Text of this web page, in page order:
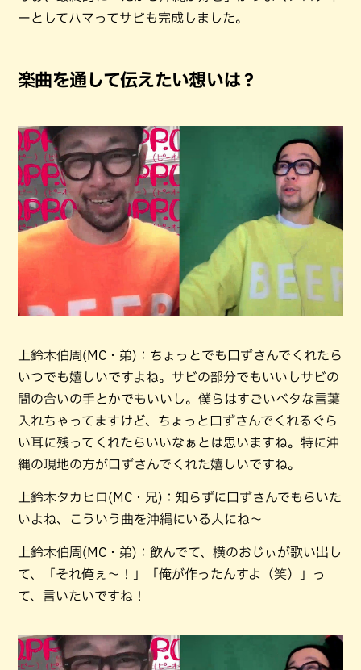
ーとしてハマってサビも完成しました。
楽曲を通して伝えたい想いは？
上鈴木伯周(MC・弟)：ちょっとでも口ずさんでくれたら
いつでも嬉しいですよね。サビの部分でもいいしサビの
間の合いの手とかでもいいし。僕らはすごいベタな言葉
入れちゃってますけど、ちょっと口ずさんでくれるぐら
い耳に残ってくれたらいいなぁとは思いますね。特に沖
縄の現地の方が口ずさんでくれた嬉しいですね。
上鈴木タカヒロ(MC・兄)：知らずに口ずさんでもらいた
いよね、こういう曲を沖縄にいる人にね〜
上鈴木伯周(MC・弟)：飲んでて、横のおじぃが歌い出し
て、「それ俺ぇ〜！」「俺が作ったんすよ（笑）」っ
て、言いたいですね！